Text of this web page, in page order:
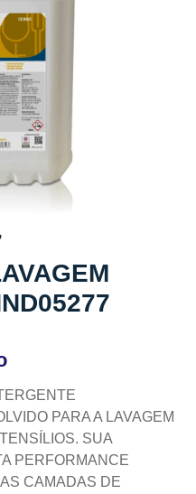
PARA A LAVAGEM
SUA
PERFORMANCE
CAMADAS DE